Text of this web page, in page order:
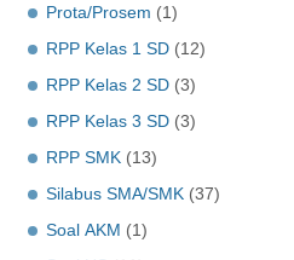
Prota/Prosem (1)
RPP Kelas 1 SD (12)
RPP Kelas 2 SD (3)
RPP Kelas 3 SD (3)
RPP SMK (13)
Silabus SMA/SMK (37)
Soal AKM (1)